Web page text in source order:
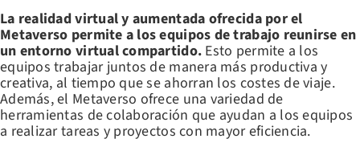
La realidad virtual y aumentada ofrecida por el
Metaverso permite a los equipos de trabajo reunirse en
un entorno virtual compartido. Esto permite a los
equipos trabajar juntos de manera más productiva y
creativa, al tiempo que se ahorran los costes de viaje.
Además, el Metaverso ofrece una variedad de
herramientas de colaboración que ayudan a los equipos
a realizar tareas y proyectos con mayor eficiencia.